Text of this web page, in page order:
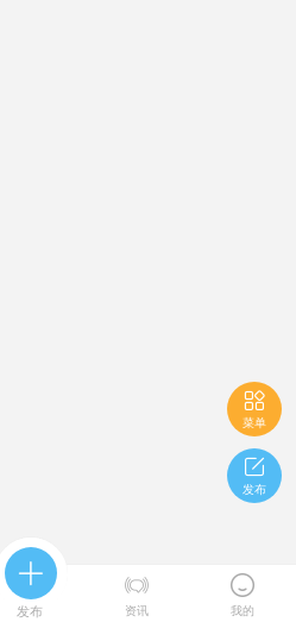

菜单

发布

发布

资讯

我的